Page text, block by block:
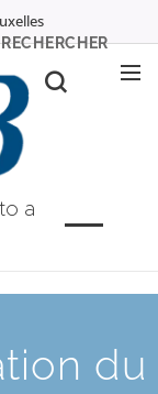
a
RECHERCHER
du